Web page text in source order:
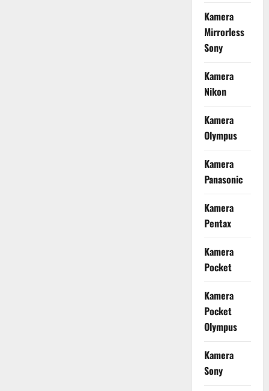
Kamera
Mirrorless
Sony
Kamera
Nikon
Kamera
Olympus
Kamera
Panasonic
Kamera
Pentax
Kamera
Pocket
Kamera
Pocket
Olympus
Kamera
Sony